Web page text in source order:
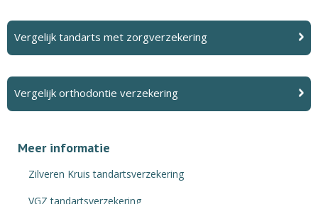
Vergelijk tandarts met zorgverzekering
Vergelijk orthodontie verzekering
Meer informatie
Zilveren Kruis tandartsverzekering
VGZ tandartsverzekering